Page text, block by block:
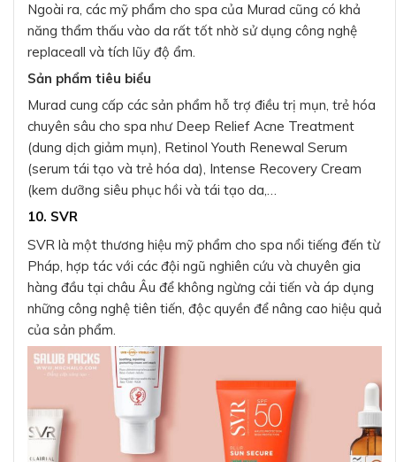
Ngoài ra, các mỹ phẩm cho spa của Murad cũng có khả
năng thẩm thấu vào da rất tốt nhờ sử dụng công nghệ
replaceall và tích lũy độ ẩm.
Sản phẩm tiêu biểu
Murad cung cấp các sản phẩm hỗ trợ điều trị mụn, trẻ hóa
chuyên sâu cho spa như Deep Relief Acne Treatment
(dung dịch giảm mụn), Retinol Youth Renewal Serum
(serum tái tạo và trẻ hóa da), Intense Recovery Cream
(kem dưỡng siêu phục hồi và tái tạo da,…
10. SVR
SVR là một thương hiệu mỹ phẩm cho spa nổi tiếng đến từ
Pháp, hợp tác với các đội ngũ nghiên cứu và chuyên gia
hàng đầu tại châu Âu để không ngừng cải tiến và áp dụng
những công nghệ tiên tiến, độc quyền để nâng cao hiệu quả
của sản phẩm.